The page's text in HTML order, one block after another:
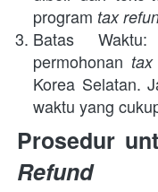
program tax
Batas
permohonan
Korea Selatan.
waktu yang
Prosedur
Refund